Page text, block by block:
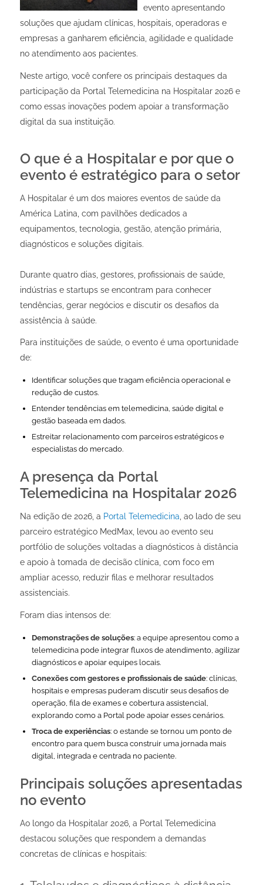
evento apresentando
soluções que ajudam clínicas, hospitais, operadoras e
empresas a ganharem eficiência, agilidade e qualidade
no atendimento aos pacientes.
Neste artigo, você confere os principais destaques da
participação da Portal Telemedicina na Hospitalar 2026 e
como essas inovações podem apoiar a transformação
digital da sua instituição.
O que é a Hospitalar e por que o
evento é estratégico para o setor
A Hospitalar é um dos maiores eventos de saúde da
América Latina, com pavilhões dedicados a
equipamentos, tecnologia, gestão, atenção primária,
diagnósticos e soluções digitais.
Durante quatro dias, gestores, profissionais de saúde,
indústrias e startups se encontram para conhecer
tendências, gerar negócios e discutir os desafios da
assistência à saúde.
Para instituições de saúde, o evento é uma oportunidade
de:
Identificar soluções que tragam eficiência operacional e
redução de custos.
Entender tendências em telemedicina, saúde digital e
gestão baseada em dados.
Estreitar relacionamento com parceiros estratégicos e
especialistas do mercado.
A presença da Portal
Telemedicina na Hospitalar 2026
Na edição de 2026, a Portal Telemedicina, ao lado de seu
parceiro estratégico MedMax, levou ao evento seu
portfólio de soluções voltadas a diagnósticos à distância
e apoio à tomada de decisão clínica, com foco em
ampliar acesso, reduzir filas e melhorar resultados
assistenciais.
Foram dias intensos de:
Demonstrações de soluções: a equipe apresentou como a
telemedicina pode integrar fluxos de atendimento, agilizar
diagnósticos e apoiar equipes locais.
Conexões com gestores e profissionais de saúde: clínicas,
hospitais e empresas puderam discutir seus desafios de
operação, fila de exames e cobertura assistencial,
explorando como a Portal pode apoiar esses cenários.
Troca de experiências: o estande se tornou um ponto de
encontro para quem busca construir uma jornada mais
digital, integrada e centrada no paciente.
Principais soluções apresentadas
no evento
Ao longo da Hospitalar 2026, a Portal Telemedicina
destacou soluções que respondem a demandas
concretas de clínicas e hospitais: